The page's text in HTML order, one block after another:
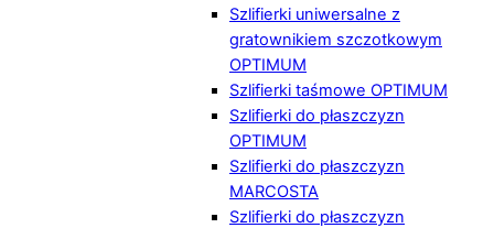
Szlifierki uniwersalne z
gratownikiem szczotkowym
OPTIMUM
Szlifierki taśmowe OPTIMUM
Szlifierki do płaszczyzn
OPTIMUM
Szlifierki do płaszczyzn
MARCOSTA
Szlifierki do płaszczyzn